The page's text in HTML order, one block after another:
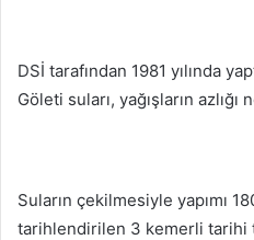
DSİ tarafından 1981 yılında
Göleti suları, yağışların
Suların çekilmesiyle yapımı
tarihlendirilen 3 kemerli tarihi